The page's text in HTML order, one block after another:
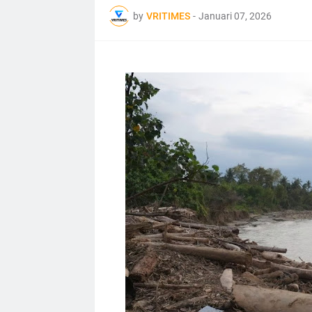
by VRITIMES - Januari 07, 2026